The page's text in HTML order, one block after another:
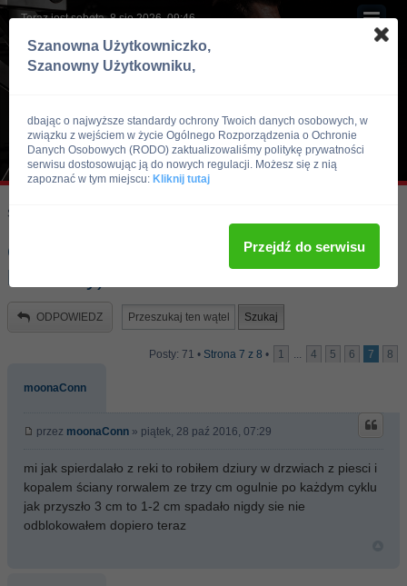
Teraz jest sobota, 8 sie 2026, 09:46
Skocz do:
Gdzie tam panie przeklamanie(only dla
koksiarzy) :P
ODPOWIEDZ
Posty: 71 • Strona 7 z 8 • 1 ... 4 5 6 7 8
moonaConn
przez moonaConn » piątek, 28 paź 2016, 07:29
mi jak spierdalało z reki to robiłem dziury w drzwiach z piesci i
kopalem ściany rorwalem ze trzy cm ogulnie po każdym cyklu
jak przyszło 3 cm to 1-2 cm spadało nigdy sie nie
odblokowałem dopiero teraz
Szanowna Użytkowniczko,
Szanowny Użytkowniku,
dbając o najwyższe standardy ochrony Twoich danych osobowych, w
związku z wejściem w życie Ogólnego Rozporządzenia o Ochronie
Danych Osobowych (RODO) zaktualizowaliśmy politykę prywatności
serwisu dostosowując ją do nowych regulacji. Możesz się z nią
zapoznać w tym miejscu: Kliknij tutaj
Przejdź do serwisu